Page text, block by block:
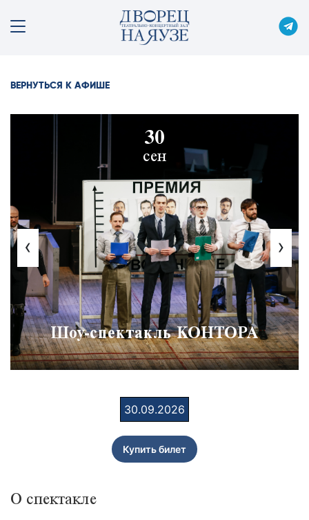
ВЕРНУТЬСЯ К АФИШЕ
‹ ›
30
сен
Шоу-спектакль КОНТОРА
30.09.2026
Купить билет
О спектакле